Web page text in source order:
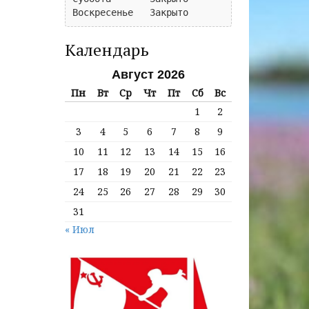
Воскресенье   Закрыто
Календарь
Август 2026
Пн Вт Ср Чт Пт Сб
Вс
1
2
3
4 5 6 7 8
9
10
11 12 13 14 15
16
17
18 19 20 21 22
23
24
25 26 27 28 29
30
31
« Июл